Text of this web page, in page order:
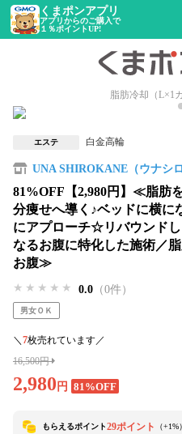
くまポンアプリ
アプリからのご購入で
１％ポイントUP!
脂肪冷却（L×1
エステ 白金高輪
UNA SHIROKANE（ウナシロ
81%OFF【2,980円】≪脂肪
分痩せへ導く♪ベッドに横に
にアプローチ☆リバウンド
なるお腹に特化した施術／
お腹≫
★★★★★
★★★★★
★★★★★ 0.0 （0件）
男女ＯＫ
＼ 7枚売れています／
16,500円
2,980 円 81%OFF
もらえるポイント29ポイント （+1%）